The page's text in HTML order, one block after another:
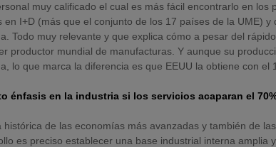
muy calificado el cual es más fácil encontrarlo en
en I+D (más que el conjunto de los 17 países de la UME)
Todo muy relevante y que explica cómo a pesar del
productor mundial de manufacturas. Y aunque su
lo que marca la diferencia es que EEUU la obtiene con el
énfasis en la industria si los servicios acaparan el
histórica de las economías más avanzadas y también de
es preciso establecer una base industrial interna amplia